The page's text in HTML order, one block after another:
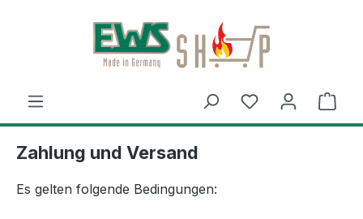
Zum Hauptinhalt springen
Du hast 0
Zahlung und Versand
Es gelten folgende Bedingungen: